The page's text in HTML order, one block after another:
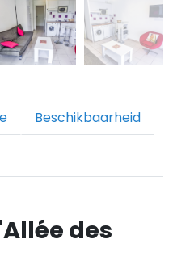
Beschikbaarheid
des